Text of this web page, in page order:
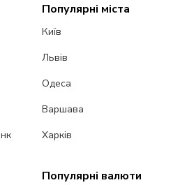
Популярні міста
Київ
Львів
Одеса
Варшава
Харків
Популярні валюти